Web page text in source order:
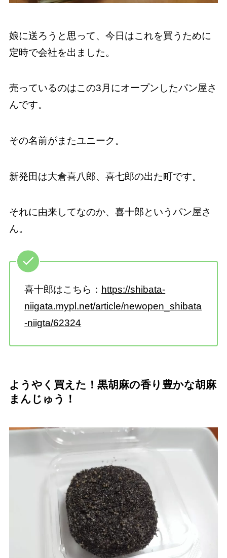
娘に送ろうと思って、今日はこれを買うために
定時で会社を出ました。
売っているのはこの3月にオープンしたパン屋さ
んです。
その名前がまたユニーク。
新発田は大倉喜八郎、喜七郎の出た町です。
それに由来してなのか、喜十郎というパン屋さ
ん。
喜十郎はこちら： https://shibata-
niigata.mypl.net/article/newopen_shibata
-niigta/62324
ようやく買えた！黒胡麻の香り豊かな胡麻
まんじゅう！